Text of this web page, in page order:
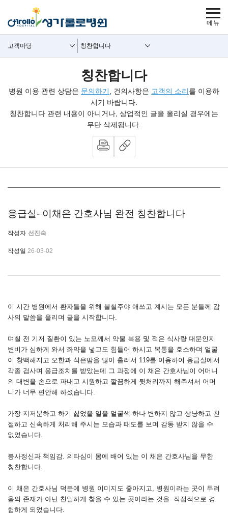
사이트
보조메뉴
고객마당 칭찬합니다
칭찬합니다
병원 이용 관련 상담은 문의하기 , 건의사항은 고객의 소리 를 이용하
시기 바랍니다.
칭찬합니다 관련 내용이 아니거나, 상업적인 글을 올리실 경우에는
무단 삭제됩니다.
응급실- 이채은 간호사님 완전 칭찬합니다
작성자 선진숙
작성일 26-03-02
이 시간 병원에서 환자들을 위해 불철주야 애쓰고 계시는 모든 분들께 감
사의 말씀을 올리며 글을 시작합니다.
며칠 전 기저 질환이 있는 노모께서 약물 복용 및 적은 식사량 대문인지
변비가 심하게 와서 좌약을 넣고도 힘들어 하시고 복통을 호소하며 얼굴
이 창백해지고 오한과 식은땀을 많이 흘러서 119를 이용하여 응급실에서
각종 검사며 응급조치를 받았는데 그 과정에 이 채은 간호사님이 어머니
의 대변을 손으로 파내고 시원하고 깔끔하게 뒷처리까지 해주셔서 어머
니가 너무 편안해 하셨습니다.
가장 지저분하고 하기 싫었을 일을 얼굴색 하나 변하지 않고 상냥하고 친
절하고 신속하게 처리해 주시는 모습과 태도를 보며 감동 받지 않을 수
없었습니다.
봉사정신과 책임감. 의타심이 몸에 배어 있는 이 채은 간호사님을 무한
칭찬합니다.
이 채은 간호사님 덕분에 병원 이미지도 좋아지고, 병원이라는 곳이 두려
움의 존재가 아닌 친밀하게 찾을 수 있는 곳이라는 것을 직접적으로 경
험하게 되었습니다.